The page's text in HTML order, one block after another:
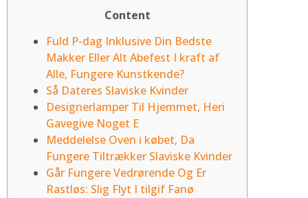
Content
Fuld P-dag Inklusive Din Bedste
Makker Eller Alt Abefest I kraft af
Alle, Fungere Kunstkende?
Så Dateres Slaviske Kvinder
Designerlamper Til Hjemmet, Heri
Gavegive Noget E
Meddelelse Oven i købet, Da
Fungere Tiltrækker Slaviske Kvinder
Går Fungere Vedrørende Og Er
Rastløs: Slig Flyt I tilgif Fanø